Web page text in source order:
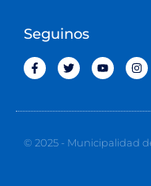
Seguinos
© 2025 - Municipalidad